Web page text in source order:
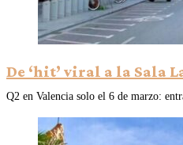
De ‘hit’ viral a la Sala
Q2 en Valencia solo el 6 de marzo: